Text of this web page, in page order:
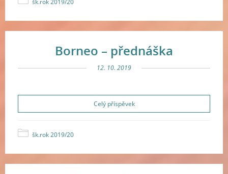
šk.rok 2019/20
Borneo – přednáška
12. 10. 2019
Celý příspěvek
šk.rok 2019/20